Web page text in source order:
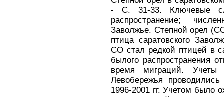
- С. 31-33. Ключевые
распространение;
Заволжье. Степной орел
птица саратовского
СО стал редкой птицей в
былого распространения
время миграций. Учеты
Левобережья
1996-2001 гг. Учетом было